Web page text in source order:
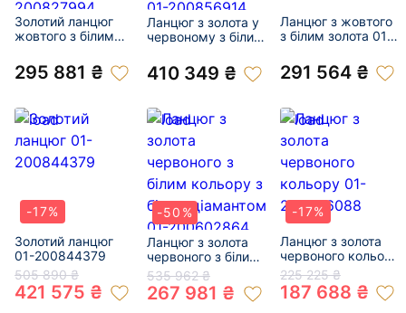
Золотий ланцюг
жовтого з білим
діамантами 01-
200827994
295 881 ₴
Ланцюг з золота у
червоному з білим
діамантом 01-
200856914
410 349 ₴
Ланцюг з жовтого
з білим золота 01-
291 564 ₴
-17%
Золотий ланцюг
01-200844379
505 890 ₴
421 575 ₴
-50%
Ланцюг з золота
червоного з білим
кольору з білим
діамантом 01-
200602864
535 962 ₴
267 981 ₴
-17%
Ланцюг з золота
червоного кольору
01-200806088
225 225 ₴
187 688 ₴